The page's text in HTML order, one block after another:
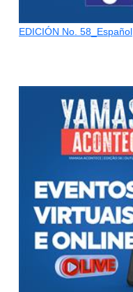
EDICIÓN No. 58_Español